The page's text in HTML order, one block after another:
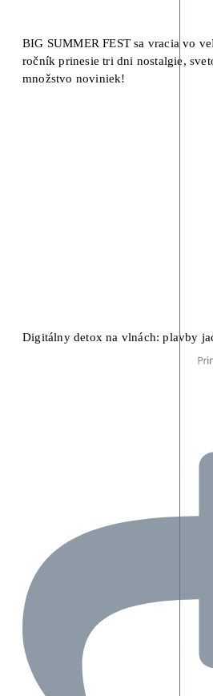
BIG SUMMER FEST sa vracia vo
ročník prinesie tri dni nostalgie,
množstvo noviniek!
Digitálny detox na vlnách: plavby